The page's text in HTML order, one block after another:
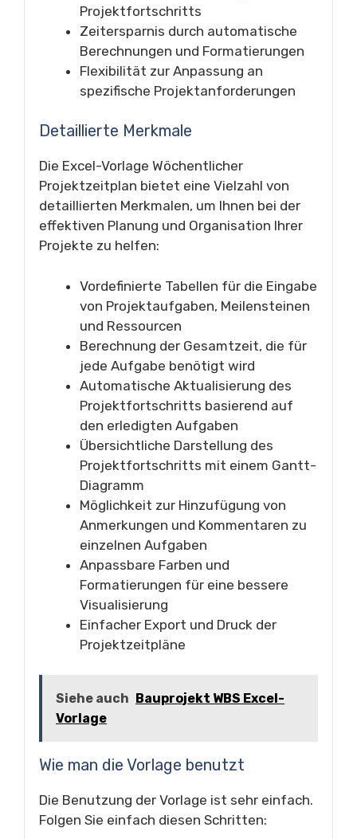
Projektfortschritts
Zeitersparnis durch automatische
Berechnungen und Formatierungen
Flexibilität zur Anpassung an
spezifische Projektanforderungen
Detaillierte Merkmale
Die Excel-Vorlage Wöchentlicher
Projektzeitplan bietet eine Vielzahl von
detaillierten Merkmalen, um Ihnen bei der
effektiven Planung und Organisation Ihrer
Projekte zu helfen:
Vordefinierte Tabellen für die Eingabe
von Projektaufgaben, Meilensteinen
und Ressourcen
Berechnung der Gesamtzeit, die für
jede Aufgabe benötigt wird
Automatische Aktualisierung des
Projektfortschritts basierend auf
den erledigten Aufgaben
Übersichtliche Darstellung des
Projektfortschritts mit einem Gantt-
Diagramm
Möglichkeit zur Hinzufügung von
Anmerkungen und Kommentaren zu
einzelnen Aufgaben
Anpassbare Farben und
Formatierungen für eine bessere
Visualisierung
Einfacher Export und Druck der
Projektzeitpläne
Siehe auch Bauprojekt WBS Excel-
Vorlage
Wie man die Vorlage benutzt
Die Benutzung der Vorlage ist sehr einfach.
Folgen Sie einfach diesen Schritten: